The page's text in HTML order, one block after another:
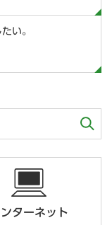
い。
ターネット